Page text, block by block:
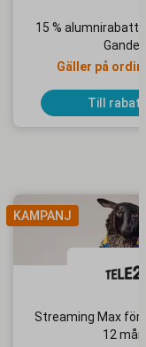
15 % alumnirabatt
Gander
Gäller på
Till
KAMPANJ
Streaming Max för
12 mån